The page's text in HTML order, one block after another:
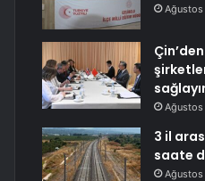
Ağustos
3 il
saate
Ağustos